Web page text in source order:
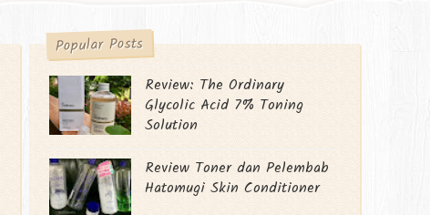
Popular Posts
Review: The Ordinary
Glycolic Acid 7% Toning
Solution
Review Toner dan Pelembab
Hatomugi Skin Conditioner